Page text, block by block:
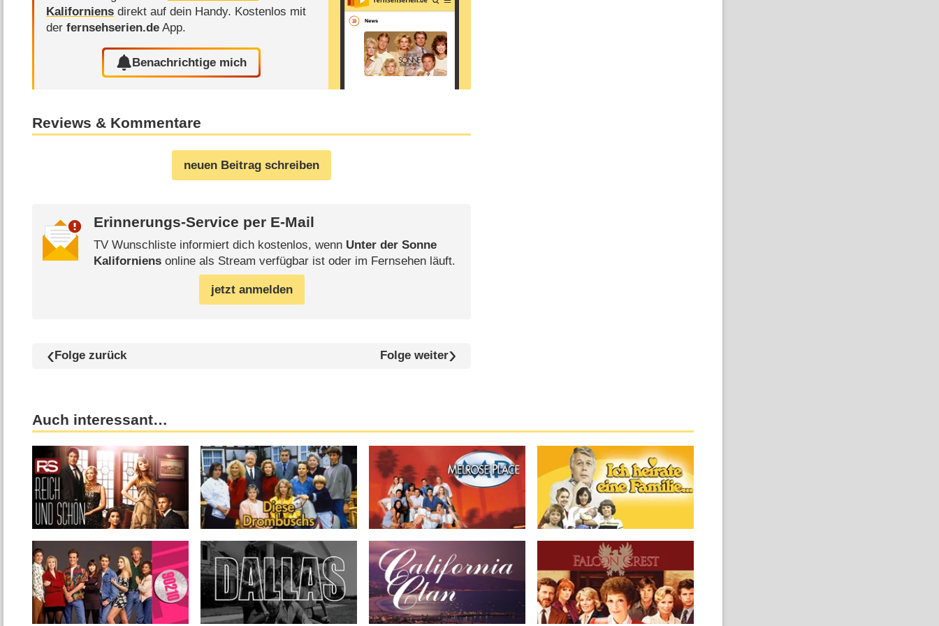
Kaliforniens direkt auf dein Handy. Kostenlos mit
derfernsehserien.de App.
Benachrichtige mich
Reviews & Kommentare
neuen Beitrag schreiben
Erinnerungs-Service per E-Mail
TV Wunschliste informiert dich kostenlos, wenn Unter der Sonne
Kaliforniensonline als Stream verfügbar ist oder im Fernsehen läuft.
jetzt anmelden
Folge zurück Folge weiter
Auch interessant…